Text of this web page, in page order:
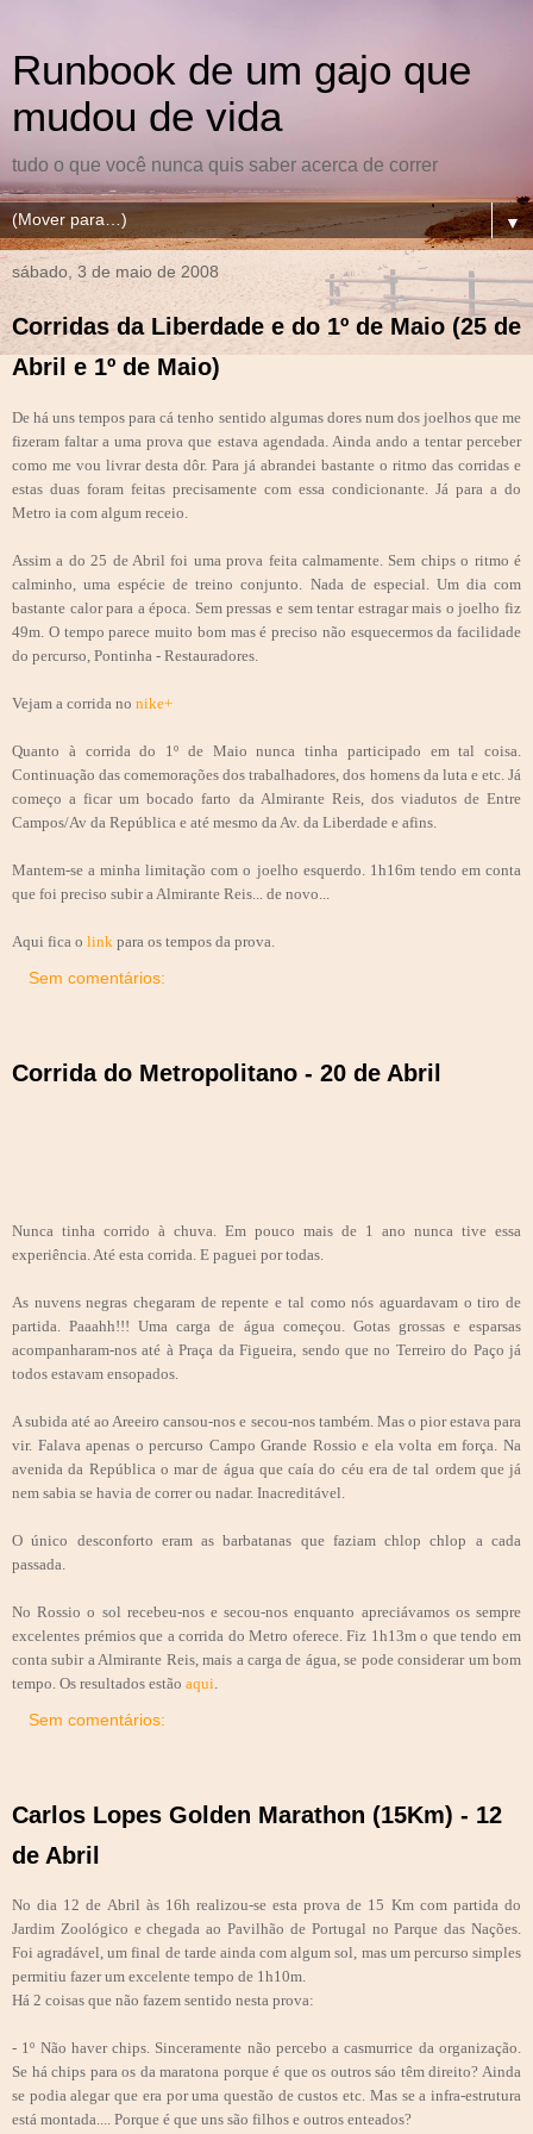
Runbook de um gajo que
mudou de vida
tudo o que você nunca quis saber acerca de correr
▼
sábado, 3 de maio de 2008
Corridas da Liberdade e do 1º de Maio (25 de
Abril e 1º de Maio)
De há uns tempos para cá tenho sentido algumas dores num dos joelhos que me
fizeram faltar a uma prova que estava agendada. Ainda ando a tentar perceber
como me vou livrar desta dôr. Para já abrandei bastante o ritmo das corridas e
estas duas foram feitas precisamente com essa condicionante. Já para a do
Metro ia com algum receio.
Assim a do 25 de Abril foi uma prova feita calmamente. Sem chips o ritmo é
calminho, uma espécie de treino conjunto. Nada de especial. Um dia com
bastante calor para a época. Sem pressas e sem tentar estragar mais o joelho fiz
49m. O tempo parece muito bom mas é preciso não esquecermos da facilidade
do percurso, Pontinha - Restauradores.
Vejam a corrida no nike+
Quanto à corrida do 1º de Maio nunca tinha participado em tal coisa.
Continuação das comemorações dos trabalhadores, dos homens da luta e etc. Já
começo a ficar um bocado farto da Almirante Reis, dos viadutos de Entre
Campos/Av da República e até mesmo da Av. da Liberdade e afins.
Mantem-se a minha limitação com o joelho esquerdo. 1h16m tendo em conta
que foi preciso subir a Almirante Reis... de novo...
Aqui fica o link para os tempos da prova.
Sem comentários:
Corrida do Metropolitano - 20 de Abril
Nunca tinha corrido à chuva. Em pouco mais de 1 ano nunca tive essa
experiência. Até esta corrida. E paguei por todas.
As nuvens negras chegaram de repente e tal como nós aguardavam o tiro de
partida. Paaahh!!! Uma carga de água começou. Gotas grossas e esparsas
acompanharam-nos até à Praça da Figueira, sendo que no Terreiro do Paço já
todos estavam ensopados.
A subida até ao Areeiro cansou-nos e secou-nos também. Mas o pior estava para
vir. Falava apenas o percurso Campo Grande Rossio e ela volta em força. Na
avenida da República o mar de água que caía do céu era de tal ordem que já
nem sabia se havia de correr ou nadar. Inacreditável.
O único desconforto eram as barbatanas que faziam chlop chlop a cada
passada.
No Rossio o sol recebeu-nos e secou-nos enquanto apreciávamos os sempre
excelentes prémios que a corrida do Metro oferece. Fiz 1h13m o que tendo em
conta subir a Almirante Reis, mais a carga de água, se pode considerar um bom
tempo. Os resultados estão aqui
Sem comentários:
Carlos Lopes Golden Marathon (15Km) - 12
de Abril
No dia 12 de Abril às 16h realizou-se esta prova de 15 Km com partida do
Jardim Zoológico e chegada ao Pavilhão de Portugal no Parque das Nações.
Foi agradável, um final de tarde ainda com algum sol, mas um percurso simples
permitiu fazer um excelente tempo de 1h10m.
Há 2 coisas que não fazem sentido nesta prova:
- 1º Não haver chips. Sinceramente não percebo a casmurrice da organização.
Se há chips para os da maratona porque é que os outros sáo têm direito? Ainda
se podia alegar que era por uma questão de custos etc. Mas se a infra-estrutura
está montada.... Porque é que uns são filhos e outros enteados?